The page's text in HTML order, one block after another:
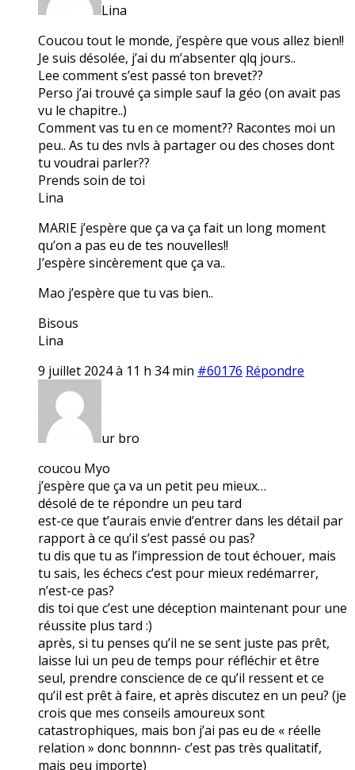
Lina
Coucou tout le monde, j’espère que vous allez bien!!
Je suis désolée, j’ai du m’absenter qlq jours..
Lee comment s’est passé ton brevet??
Perso j’ai trouvé ça simple sauf la géo (on avait pas
vu le chapitre..)
Comment vas tu en ce moment?? Racontes moi un
peu.. As tu des nvls à partager ou des choses dont
tu voudrai parler??
Prends soin de toi
Lina
MARIE j’espère que ça va ça fait un long moment
qu’on a pas eu de tes nouvelles!!
J’espère sincèrement que ça va..
Mao j’espère que tu vas bien..
Bisous
Lina
9 juillet 2024 à 11 h 34 min #60176 Répondre
ur bro
coucou Myo
j’espère que ça va un petit peu mieux…
désolé de te répondre un peu tard
est-ce que t’aurais envie d’entrer dans les détail par
rapport à ce qu’il s’est passé ou pas?
tu dis que tu as l’impression de tout échouer, mais
tu sais, les échecs c’est pour mieux redémarrer,
n’est-ce pas?
dis toi que c’est une déception maintenant pour une
réussite plus tard :)
après, si tu penses qu’il ne se sent juste pas prêt,
laisse lui un peu de temps pour réfléchir et être
seul, prendre conscience de ce qu’il ressent et ce
qu’il est prêt à faire, et après discutez en un peu? (je
crois que mes conseils amoureux sont
catastrophiques, mais bon j’ai pas eu de « réelle
relation » donc bonnnn- c’est pas très qualitatif,
mais peu importe)